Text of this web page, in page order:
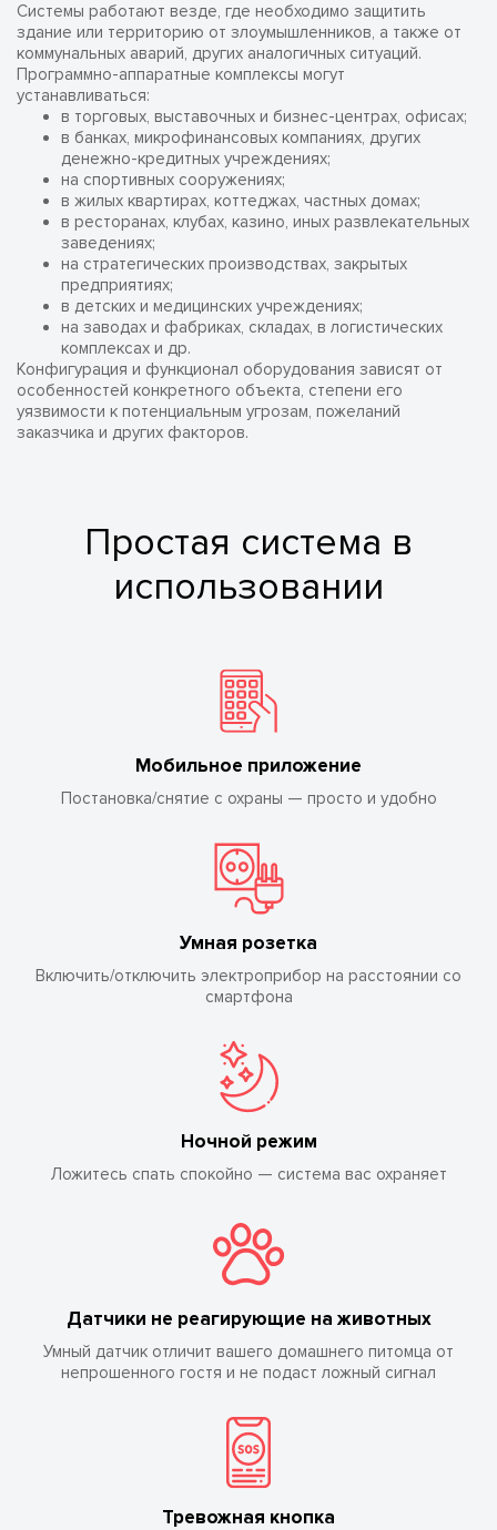
Системы работают везде, где необходимо защитить
здание или территорию от злоумышленников, а также от
коммунальных аварий, других аналогичных ситуаций.
Программно-аппаратные комплексы могут
устанавливаться:
в торговых, выставочных и бизнес-центрах, офисах;
в банках, микрофинансовых компаниях, других
денежно-кредитных учреждениях;
на спортивных сооружениях;
в жилых квартирах, коттеджах, частных домах;
в ресторанах, клубах, казино, иных развлекательных
заведениях;
на стратегических производствах, закрытых
предприятиях;
в детских и медицинских учреждениях;
на заводах и фабриках, складах, в логистических
комплексах и др.
Конфигурация и функционал оборудования зависят от
особенностей конкретного объекта, степени его
уязвимости к потенциальным угрозам, пожеланий
заказчика и других факторов.
Простая система в
использовании
Мобильное приложение
Постановка/снятие с охраны — просто и удобно
Умная розетка
Включить/отключить электроприбор на расстоянии со
смартфона
Ночной режим
Ложитесь спать спокойно — система вас охраняет
Датчики не реагирующие на животных
Умный датчик отличит вашего домашнего питомца от
непрошенного гостя и не подаст ложный сигнал
Тревожная кнопка